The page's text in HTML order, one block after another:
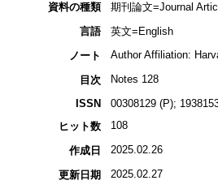
資料の種類
期刊論文=Journal
言語
英文=English
ノート
Author Affiliation:
目次
Notes 128
ISSN
00308129 (P);
ヒット数
108
作成日 2025.02.26
更新日期 2025.02.27